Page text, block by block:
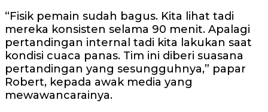
“Fisik pemain sudah bagus. Kita lihat tadi
mereka konsisten selama 90 menit. Apalagi
pertandingan internal tadi kita lakukan saat
kondisi cuaca panas. Tim ini diberi suasana
pertandingan yang sesungguhnya,” papar
Robert, kepada awak media yang
mewawancarainya.